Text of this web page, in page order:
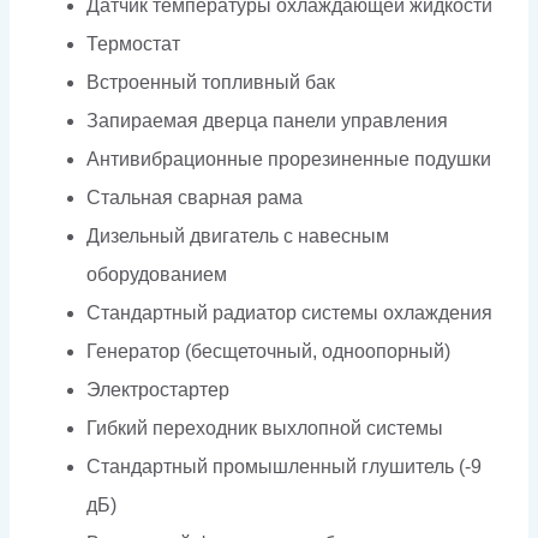
Датчик температуры охлаждающей жидкости
Термостат
Встроенный топливный бак
Запираемая дверца панели управления
Антивибрационные прорезиненные подушки
Стальная сварная рама
Дизельный двигатель с навесным
оборудованием
Стандартный радиатор системы охлаждения
Генератор (бесщеточный, одноопорный)
Электростартер
Гибкий переходник выхлопной системы
Стандартный промышленный глушитель (-9
дБ)